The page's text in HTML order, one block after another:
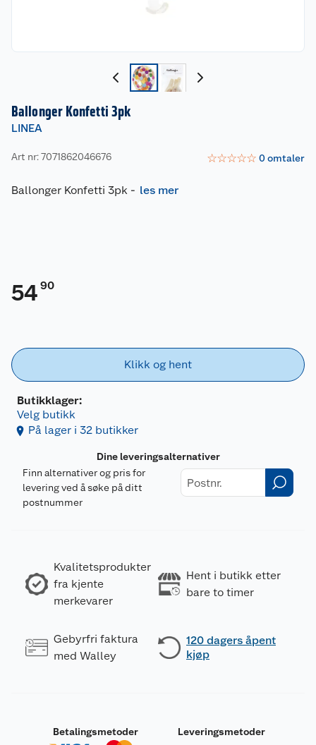
Ballonger Konfetti 3pk
LINEA
Art nr: 7071862046676 ☆☆☆☆☆ 0omtaler
Ballonger Konfetti 3pk - les mer
54 90
Klikk og hent
Butikklager:
Velg butikk
På lager i 32 butikker
Dine leveringsalternativer
Finn alternativer og pris for
levering ved å søke på ditt
postnummer
Kvalitetsprodukter
fra kjente
merkevarer
Hent i butikk etter
bare to timer
Gebyrfri faktura
med Walley
120 dagers åpent
kjøp
Betalingsmetoder Leveringsmetoder